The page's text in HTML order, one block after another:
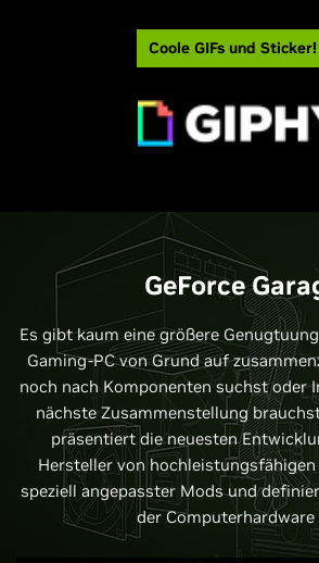
Coole GIFs und Sticker!
GeForce
Es gibt kaum eine größere
Gaming-PC von Grund auf
noch nach Komponenten suchst oder
nächste Zusammenstellung
präsentiert die neuesten
Hersteller von hochleistungsfähigen
speziell angepasster Mods und
der Computerhardware